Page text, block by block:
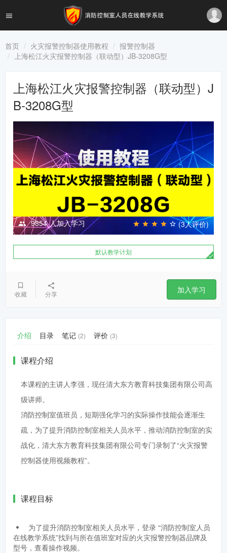
首页 火灾报警控制器使用教程
报警控制器
上海松江火灾报警控制器（联动型）JB-3208G型
上海松江火灾报警控制器（联动型）J
B-3208G型
9854 人加入学习 (3人评价)
默认教学计划
收藏 分享 加入学习
介绍 目录 笔记 (2) 评价 (3)
课程介绍
本课程的主讲人李强，现任清大东方教育科技集团有限公司高
级讲师。
消防控制室值班员，短期强化学习的实际操作技能会逐渐生
疏，为了提升消防控制室相关人员水平，推动消防控制室的实
战化，清大东方教育科技集团有限公司专门录制了“火灾报警
控制器使用视频教程”。
课程目标
为了提升消防控制室相关人员水平，登录 “消防控制室人员
在线教学系统”找到与所在值班室对应的火灾报警控制器品牌及
型号，查看操作视频。